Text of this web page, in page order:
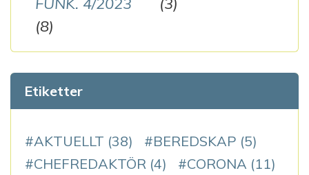
(8)
Etiketter
AKTUELLT (38) BEREDSKAP (5)
CHEFREDAKTÖR (4) CORONA (11)